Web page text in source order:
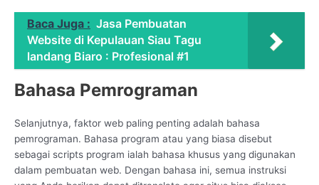
Baca Juga : Jasa Pembuatan
Website di Kepulauan Siau Tagu
landang Biaro : Profesional #1
Bahasa Pemrograman
Selanjutnya, faktor web paling penting adalah bahasa
pemrograman. Bahasa program atau yang biasa disebut
sebagai scripts program ialah bahasa khusus yang digunakan
dalam pembuatan web. Dengan bahasa ini, semua instruksi